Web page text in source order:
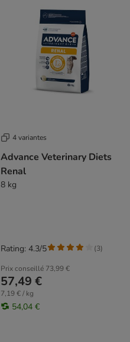
4 variantes
Advance Veterinary Diets
Renal
8 kg
Prix conseillé 73,99 €
57,49 €
7,19 € / kg
54,04 €
Rating: 4.3/5 (3)